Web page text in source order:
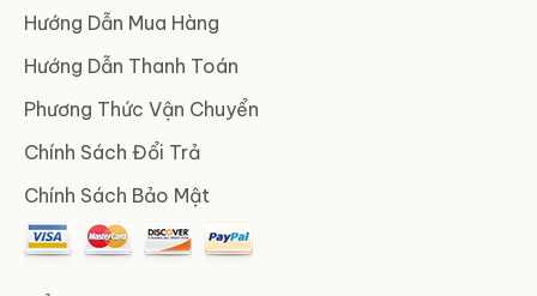
Hướng Dẫn Mua Hàng
Hướng Dẫn Thanh Toán
Phương Thức Vận Chuyển
Chính Sách Đổi Trả
Chính Sách Bảo Mật